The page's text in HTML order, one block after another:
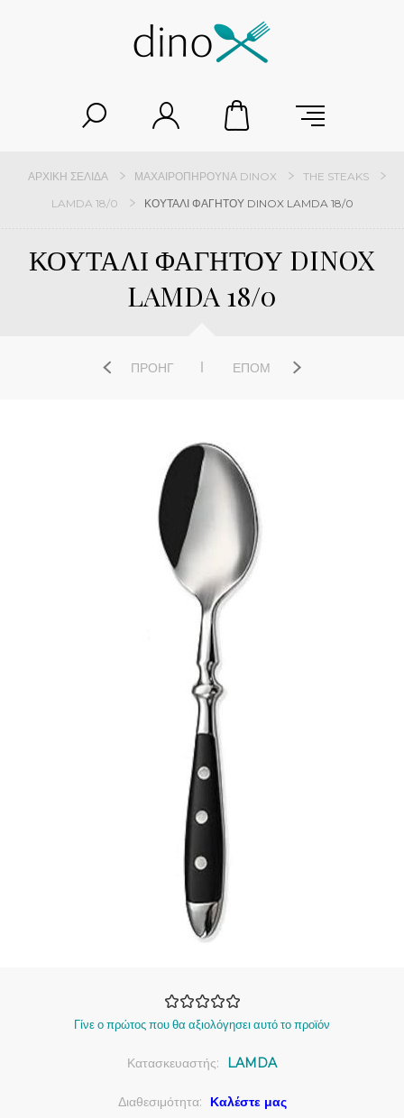
ΑΡΧΙΚΉ ΣΕΛΊΔΑ ΜΑΧΑΙΡΟΠΉΡΟΥΝΑ DINOX
THE STEAKS
LAMDA 18/0
ΚΟΥΤΑΛΙ ΦΑΓΗΤΟΥ DINOX LAMDA 18/0
ΚΟΥΤΑΛΙ ΦΑΓΗΤΟΥ DINOX
LAMDA 18/0
ΠΡΟΗΓ ΕΠΌΜ
Γίνε ο πρώτος που θα αξιολόγησει αυτό το προϊόν
Κατασκευαστής: LAMDA
Διαθεσιμότητα: Καλέστε μας